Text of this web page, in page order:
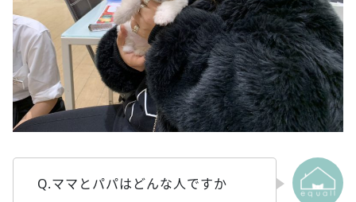
Q.ママとパパはどんな人ですか